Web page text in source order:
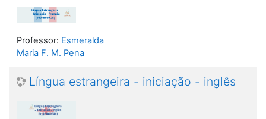
Professor: Esmeralda
Maria F. M. Pena
Língua estrangeira - iniciação - inglês